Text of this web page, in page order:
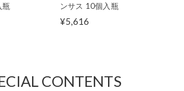
瓶
ンサス 10個入瓶
¥5,616
CONTENTS